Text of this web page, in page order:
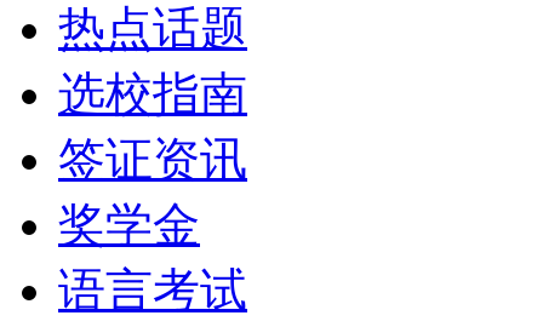
热点话题
选校指南
签证资讯
奖学金
语言考试